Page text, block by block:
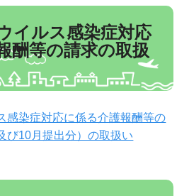
イルス感染症対応
酬等の請求の取扱
感染症対応に係る介護報酬等の
び10月提出分）の取扱い